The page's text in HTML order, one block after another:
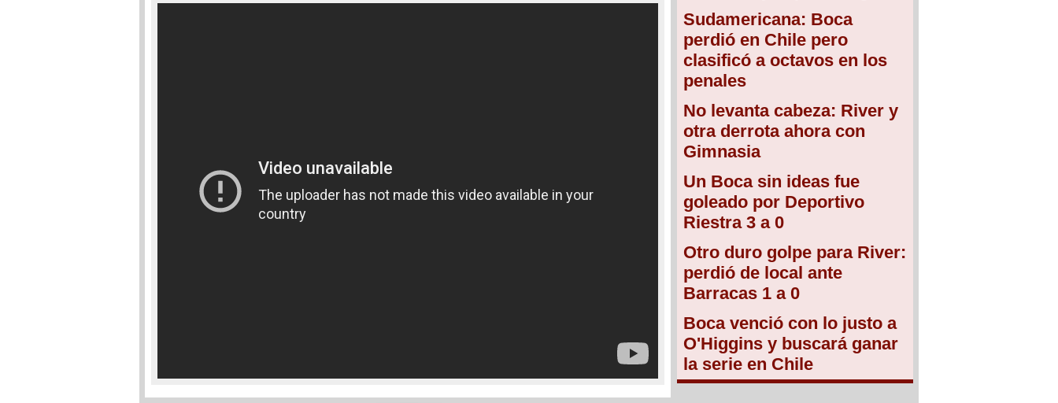
Sudamericana: Boca
perdió en Chile pero
clasificó a octavos en los
penales
No levanta cabeza: River y
otra derrota ahora con
Gimnasia
Un Boca sin ideas fue
goleado por Deportivo
Riestra 3 a 0
Otro duro golpe para River:
perdió de local ante
Barracas 1 a 0
Boca venció con lo justo a
O'Higgins y buscará ganar
la serie en Chile